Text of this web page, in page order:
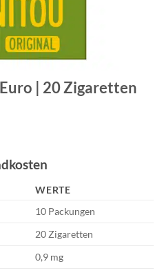
| 20 Zigaretten
WERTE
10 Packungen
20 Zigaretten
0,9 mg